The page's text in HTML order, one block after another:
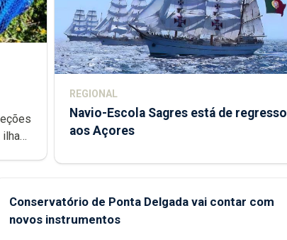
REGIONAL
Navio-Escola Sagres está de regresso
aos Açores
Conservatório de Ponta Delgada vai contar com
novos instrumentos